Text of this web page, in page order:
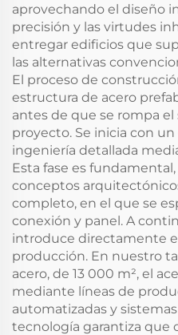
aprovechando el diseño
precisión y las virtudes
entregar edificios que
las alternativas
El proceso de
estructura de acero
antes de que se rompa
proyecto. Se inicia con
ingeniería detallada
Esta fase es
conceptos
completo, en el que se
conexión y panel. A
introduce directamente
producción. En nuestro
acero, de 13 000 m², el
mediante líneas de
automatizadas y
tecnología garantiza